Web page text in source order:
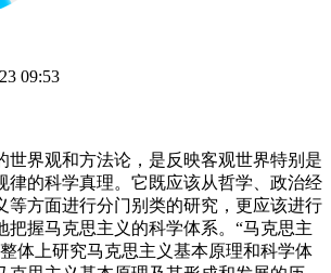
09:53
世界观和方法论，是反映客观世界特别是
律的科学真理。它既应该从哲学、政治经
等方面进行分门别类的研究，更应该进行
把握马克思主义的科学体系。“马克思主
体上研究马克思主义基本原理和科学体